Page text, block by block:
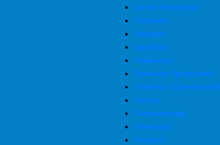
Катав-Ивановск
Касимов
Кашира
карабаш
Камышин
Каменск-Уральский
Каменск-
Калуга
Калининград
Качканар
Ижевск